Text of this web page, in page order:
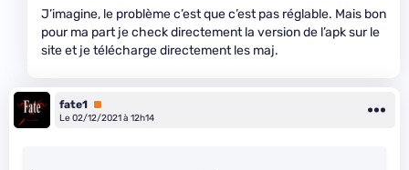
J’imagine, le problème c’est que c’est pas réglable. Mais bon
pour ma part je check directement la version de l’apk sur le
site et je télécharge directement les maj.
fate1 Premium
Le 02/12/2021 à 12h14